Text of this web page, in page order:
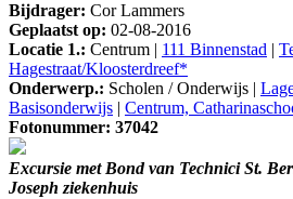
Bijdrager: Cor Lammers
Geplaatst op: 02-08-2016
Locatie 1.: Centrum | 111 Binnenstad |
Hagestraat/Kloosterdreef*
Onderwerp.: Scholen / Onderwijs |
Basisonderwijs | Centrum,
Fotonummer: 37042
Excursie met Bond van Technici St.
Joseph ziekenhuis